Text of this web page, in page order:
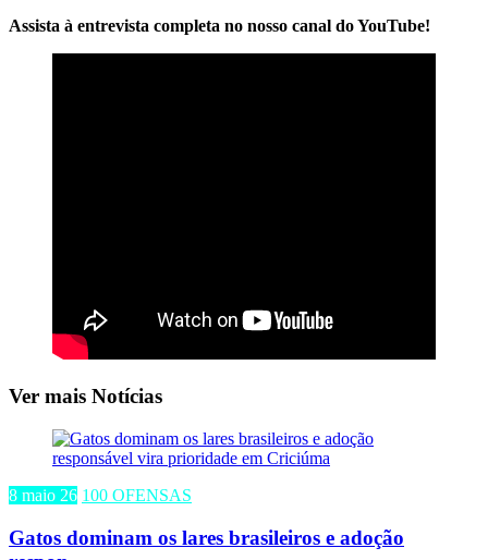
Assista à entrevista completa no nosso canal do YouTube!
Ver mais Notícias
8 maio 26 100 OFENSAS
Gatos dominam os lares brasileiros e adoção